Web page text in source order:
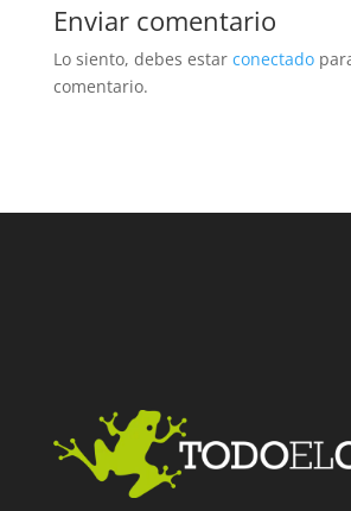
Enviar comentario
Lo siento, debes estar conectado
comentario.
Facebook